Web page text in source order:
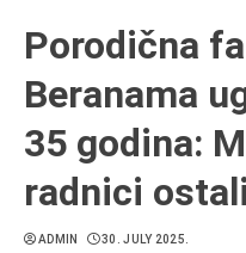
Porodična
Beranama
35 godina:
radnici
ADMIN 30. JULY 2025.